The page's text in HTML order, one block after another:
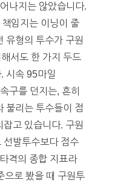
나지는 않았습니다.
임지는 이닝이 줄
유형의 투수가 구원
서도 한 가지 두드
시속 95마일
구를 던지는, 흔히
불리는 투수들이 점
고 있습니다. 구원
선발투수보다 점수
격의 종합 지표라
으로 봤을 때 구원투